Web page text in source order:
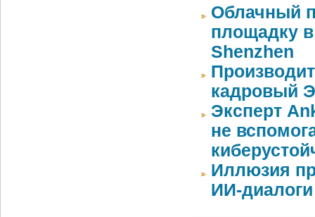
Облачный
площадку в
Shenzhen
кадровый
Эксперт
не
Иллюзия
ИИ-